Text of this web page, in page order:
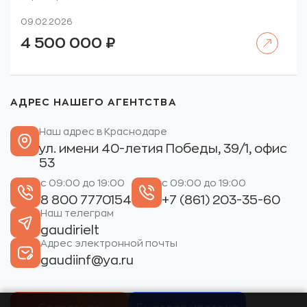
09.02.2026
4 500 000 ₽
АДРЕС НАШЕГО АГЕНТСТВА
Наш адрес в Краснодаре
ул. имени 40-летия Победы, 39/1, офис
53
с 09:00 до 19:00
8 800 7770154
с 09:00 до 19:00
+7 (861) 203-35-60
Наш телеграм
gaudirielt
Адрес электронной почты
gaudiinf@ya.ru